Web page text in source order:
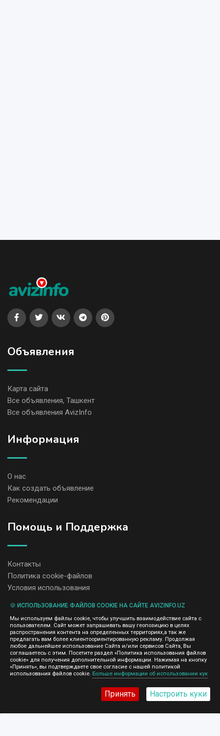
Объявления
Карта сайта
Все объявления, Ташкент
Все объявления AvizInfo
Информация
О нас
Как создать объявление
Рекомендации
Помощь и Поддержка
Контакты
Политика cookie-файлов
Условия использования
содержание размещенных объявлений.
Мы ценим конфиденциальность наших пользователей. Мы не
передаем и не продаем личную информацию зарегистрированных
пользователей AvizInfo.uz третьим лицам. Мы не отвечаем за
правила конфиденциальности сайтов на которые ссылается
AvizInfo.uz. На некоторых страницах нашего сайта представлена
реклама Google Adsense Advertising Network. Чтобы узнать
подробней о правилах конфиденциальности Googleнажмите тут
🍪 ИСПОЛЬЗОВАНИЕ ФАЙЛОВ COOKIE НА САЙТЕ AVIZINFO.UZ
Мы используем файлы cookie, чтобы улучшить взаимодействие сайта с
пользователем. Сайт может запрашивать вашу геопозицию в целях
распространения контента на определенных территориях,а так же
предлагать вам более клиентоориентированную рекламу. Продолжая
любое дальнейшее использование Сайта и/или сервисов Сайта, Вы
соглашаетесь с этим. Посетите раздел «Политика использования файлов
cookie» для получения дополнительной информации. Нажимая на кнопку
«Принять», вы подтверждаете свое согласие с нашей политикой
использования файлов cookie. Больше информации об использовании кук
Принять Настроить куки